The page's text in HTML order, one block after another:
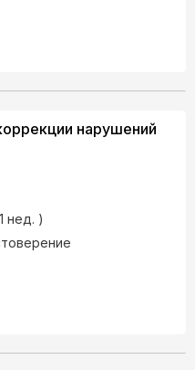
нарушений
нед. )